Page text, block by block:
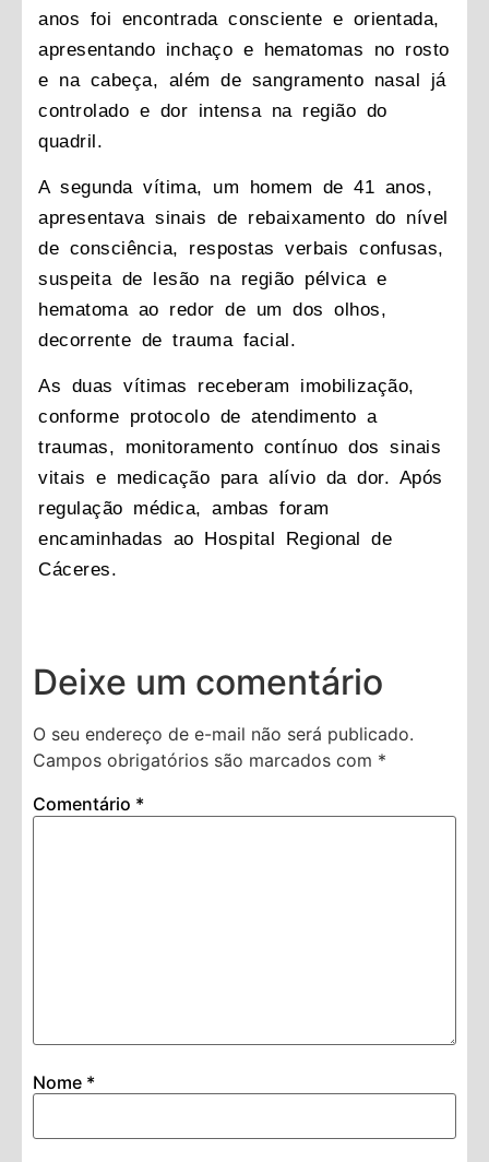
anos foi encontrada consciente e orientada,
apresentando inchaço e hematomas no rosto
e na cabeça, além de sangramento nasal já
controlado e dor intensa na região do
quadril.
A segunda vítima, um homem de 41 anos,
apresentava sinais de rebaixamento do nível
de consciência, respostas verbais confusas,
suspeita de lesão na região pélvica e
hematoma ao redor de um dos olhos,
decorrente de trauma facial.
As duas vítimas receberam imobilização,
conforme protocolo de atendimento a
traumas, monitoramento contínuo dos sinais
vitais e medicação para alívio da dor. Após
regulação médica, ambas foram
encaminhadas ao Hospital Regional de
Cáceres.
Deixe um comentário
O seu endereço de e-mail não será publicado.
Campos obrigatórios são marcados com *
Comentário *
Nome *